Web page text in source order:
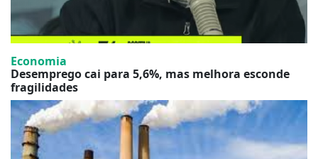
Economia
Desemprego cai para 5,6%, mas melhora esconde
fragilidades